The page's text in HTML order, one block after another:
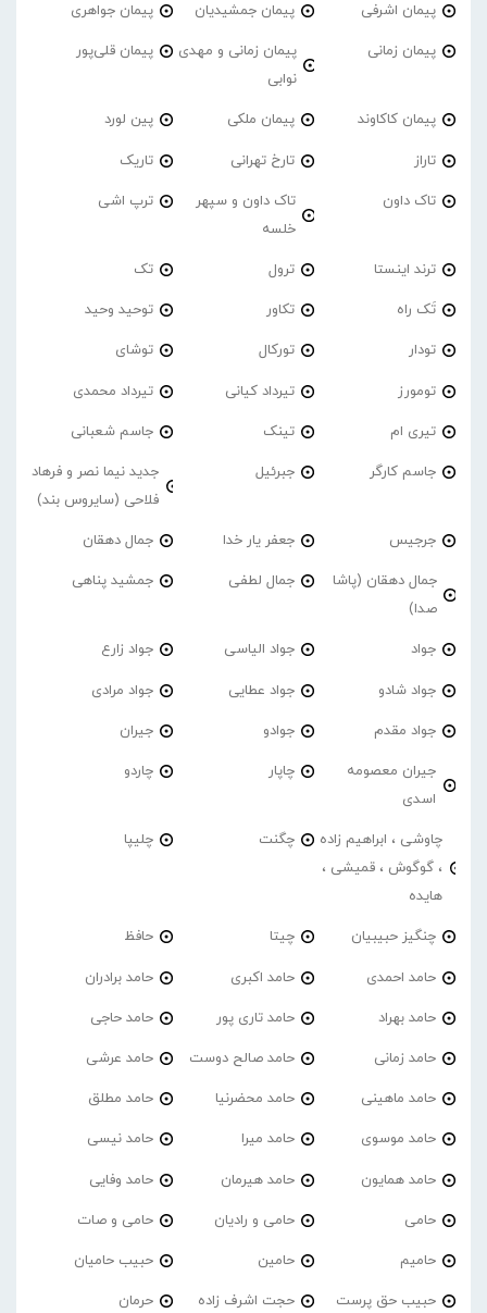
پیمان اشرفی پیمان جمشیدیان پیمان جواهری
پیمان زمانی
پیمان زمانی و مهدی
نوابی
پیمان قلی‌پور
پیمان کاکاوند پیمان ملکی پین لورد
تاراز تارخ تهرانی تاریک
تاک داون
تاک داون و سپهر
خلسه
ترپ اشی
ترند اینستا ترول تک
تَک راه تکاور توحید وحید
تودار تورکال توشای
تومورز تیرداد کیانی تیرداد محمدی
تیری ام تینک جاسم شعبانی
جاسم کارگر جبرئیل
جدید نیما نصر و فرهاد
فلاحی (سایروس بند)
جرجیس جعفر یار خدا جمال دهقان
جمال دهقان (پاشا
صدا)
جمال لطفی جمشید پناهی
جواد جواد الیاسی جواد زارع
جواد شادو جواد عطایی جواد مرادی
جواد مقدم جوادو جیران
جیران معصومه
اسدی
چاپار چاردو
چاوشی ، ابراهیم زاده
، گوگوش ، قمیشی ،
هایده
چگنت چلیپا
چنگیز حبیبیان چیتا حافظ
حامد احمدی حامد اکبری حامد برادران
حامد بهراد حامد تاری پور حامد حاجی
حامد زمانی حامد صالح دوست حامد عرشی
حامد ماهینی حامد محضرنیا حامد مطلق
حامد موسوی حامد میرا حامد نیسی
حامد همایون حامد هیرمان حامد وفایی
حامی حامی و رادیان حامی و صات
حامیم حامین حبیب حامیان
حبیب حق پرست حجت اشرف زاده حرمان